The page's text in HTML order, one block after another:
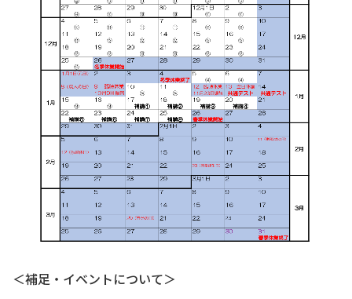
＜補足・イベントについて＞